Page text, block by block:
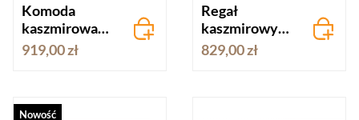
Komoda
kaszmirowa
HARMONY
919,00 zł
Regał
kaszmirowy
HARMONY
829,00 zł
Nowość